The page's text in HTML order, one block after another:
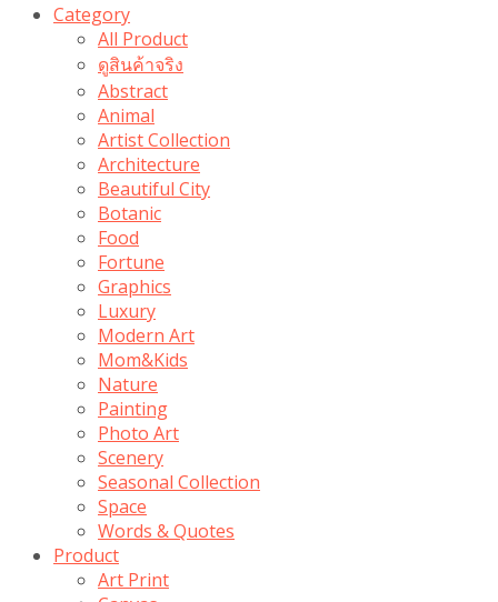
Category
All Product
ดูสินค้าจริง
Abstract
Animal
Artist Collection
Architecture
Beautiful City
Botanic
Food
Fortune
Graphics
Luxury
Modern Art
Mom&Kids
Nature
Painting
Photo Art
Scenery
Seasonal Collection
Space
Words & Quotes
Product
Art Print